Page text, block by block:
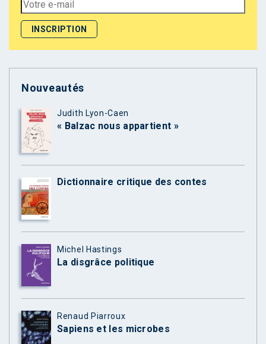
Nouveautés
Judith Lyon-Caen
« Balzac nous appartient »
Dictionnaire critique des contes
Michel Hastings
La disgrâce politique
Renaud Piarroux
Sapiens et les microbes